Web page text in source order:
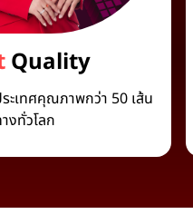
Quality
ะเทศคุณภาพกว่า 50 เส้น
งทั่วโลก